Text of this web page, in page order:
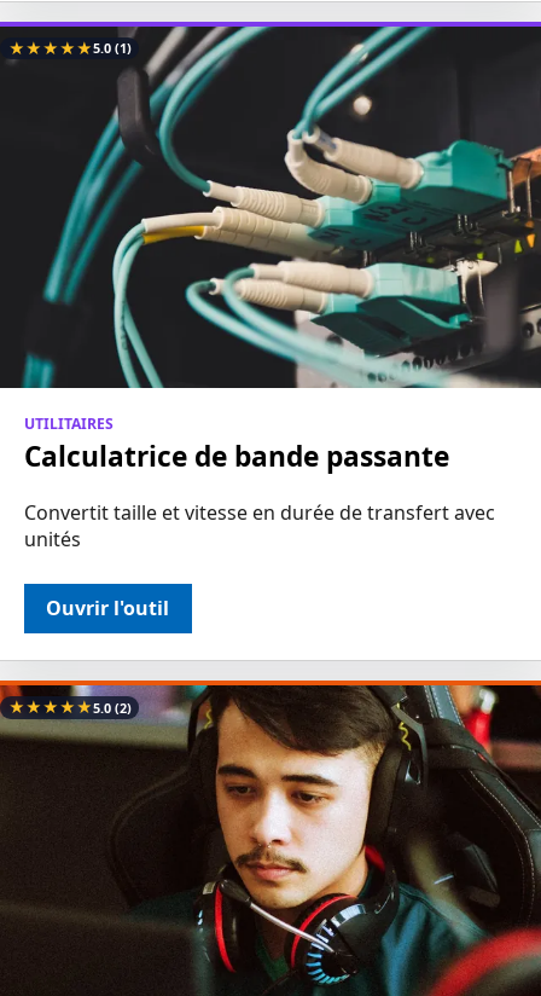
★★★★★5.0(1)
UTILITAIRES
Calculatrice de bande passante
Convertit taille et vitesse en durée de transfert avec
unités
Ouvrir l'outil
★★★★★5.0(2)